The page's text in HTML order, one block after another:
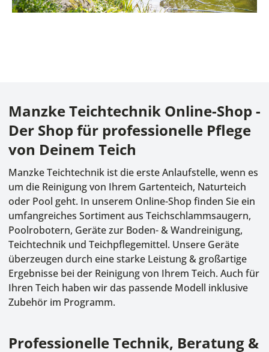
Manzke Teichtechnik Online-Shop -
Der Shop für professionelle Pflege
von Deinem Teich
Manzke Teichtechnik ist die erste Anlaufstelle, wenn es
um die Reinigung von Ihrem Gartenteich, Naturteich
oder Pool geht. In unserem Online-Shop finden Sie ein
umfangreiches Sortiment aus Teichschlammsaugern,
Poolrobotern, Geräte zur Boden- & Wandreinigung,
Teichtechnik und Teichpflegemittel. Unsere Geräte
überzeugen durch eine starke Leistung & großartige
Ergebnisse bei der Reinigung von Ihrem Teich. Auch für
Ihren Teich haben wir das passende Modell inklusive
Zubehör im Programm.
Professionelle Technik, Beratung &